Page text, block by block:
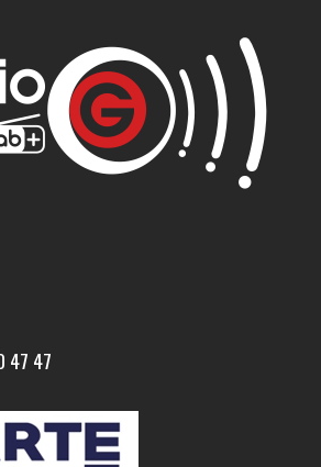
47 47